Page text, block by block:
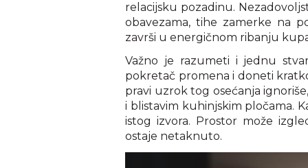
relacijsku pozadinu.
obavezama, tihe zamerke na
završi u energičnom ribanju
Važno je razumeti i jednu
pokretač promena i doneti
pravi uzrok tog osećanja
i blistavim kuhinjskim pločama.
istog izvora. Prostor može
ostaje netaknuto.